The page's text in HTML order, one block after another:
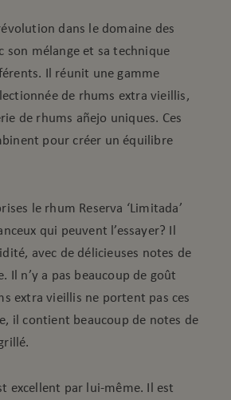
dans le domaine des
son mélange et sa technique
Il réunit une gamme
de rhums extra vieillis,
de rhums añejo uniques. Ces
pour créer un équilibre
le rhum Reserva ‘Limitada’
qui peuvent l’essayer? Il
avec de délicieuses notes de
Il n’y a pas beaucoup de goût
extra vieillis ne portent pas ces
il contient beaucoup de notes de
excellent par lui-même. Il est